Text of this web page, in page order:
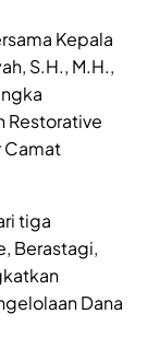
Kepala
S.H., M.H.,
Restorative
Camat
tiga
Berastagi,
Dana